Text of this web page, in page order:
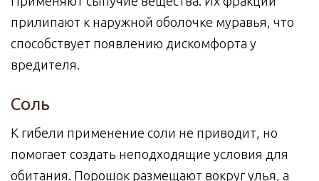
прилипают к наружной оболочке муравья, что
способствует появлению дискомфорта у
вредителя.
Соль
К гибели применение соли не приводит, но
помогает создать неподходящие условия для
обитания. Порошок размещают вокруг улья, а